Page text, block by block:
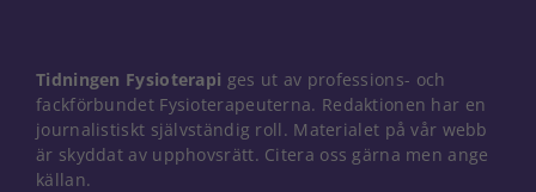
Tidningen Fysioterapi ges ut av professions- och
fackförbundet Fysioterapeuterna. Redaktionen har en
journalistiskt självständig roll. Materialet på vår webb
är skyddat av upphovsrätt. Citera oss gärna men ange
källan.